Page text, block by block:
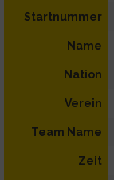
Startnummer
Name
Nation
Verein
Team Name
Zeit